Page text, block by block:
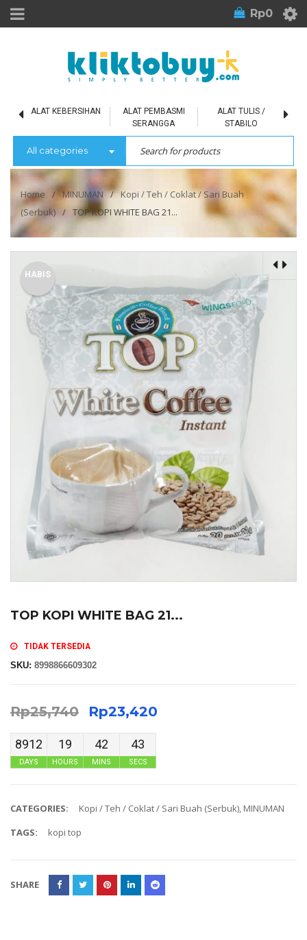
Rp0
ALAT KEBERSIHAN
ALAT PEMBASMI
SERANGGA
ALAT TULIS /
STABILO
All categories
Home / MINUMAN /
Kopi / Teh / Coklat / Sari Buah
(Serbuk) / TOP KOPI WHITE BAG 21...
HABIS
TOP KOPI WHITE BAG 21...
TIDAK TERSEDIA
SKU: 8998866609302
Rp25,740 Rp23,420
8912
DAYS
19
HOURS
42
MINS
43
SECS
CATEGORIES: Kopi / Teh / Coklat / Sari Buah (Serbuk), MINUMAN
TAGS:
kopi top
SHARE